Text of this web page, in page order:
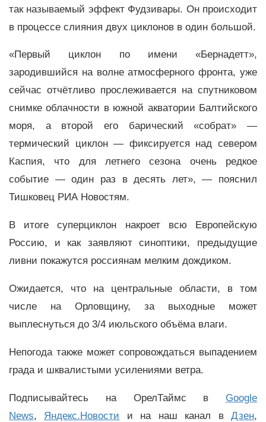
так называемый эффект Фудзивары. Он происходит
в процессе слияния двух циклонов в один большой.
«Первый циклон по имени «Бернадетт»,
зародившийся на волне атмосферного фронта, уже
сейчас отчётливо прослеживается на спутниковом
снимке облачности в южной акватории Балтийского
моря, а второй его барический «собрат» —
термический циклон — фиксируется над севером
Каспия, что для летнего сезона очень редкое
событие — один раз в десять лет», — пояснил
Тишковец РИА Новостям.
В итоге суперциклон накроет всю Европейскую
Россию, и как заявляют синоптики, предыдущие
ливни покажутся россиянам мелким дождиком.
Ожидается, что на центральные области, в том
числе на Орловщину, за выходные может
выплеснуться до 3/4 июльского объёма влаги.
Непогода также может сопровождаться выпадением
града и шквалистыми усилениями ветра.
Подписывайтесь на ОрелТаймс в Google
News, Яндекс.Новости и на наш канал вДзен,